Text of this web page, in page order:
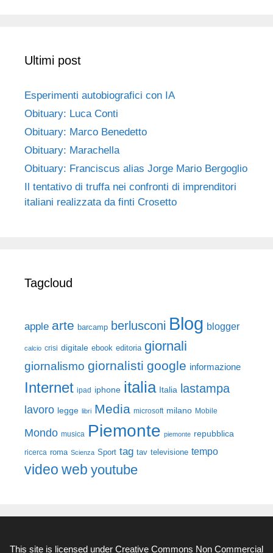
Ultimi post
Esperimenti autobiografici con IA
Obituary: Luca Conti
Obituary: Marco Benedetto
Obituary: Marachella
Obituary: Franciscus alias Jorge Mario Bergoglio
Il tentativo di truffa nei confronti di imprenditori
italiani realizzata da finti Crosetto
Tagcloud
apple arte barcamp berlusconi Blog blogger
calcio crisi digitale ebook editoria giornali
giornalismo giornalisti google informazione
Internet ipad iphone italia Italia lastampa
lavoro legge libri Media microsoft milano Mobile
Mondo musica Piemonte piemonte repubblica
ricerca roma Scienza Sport tag tav televisione tempo
video web youtube
This site is licensed under Creative Commons Non Commercial